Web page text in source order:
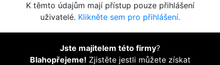
K těmto údajům mají přístup pouze přihlášení
uživatelé. Klikněte sem pro přihlášení.
Jste majitelem této firmy?
Blahopřejeme! Zjistěte jestli můžete získat